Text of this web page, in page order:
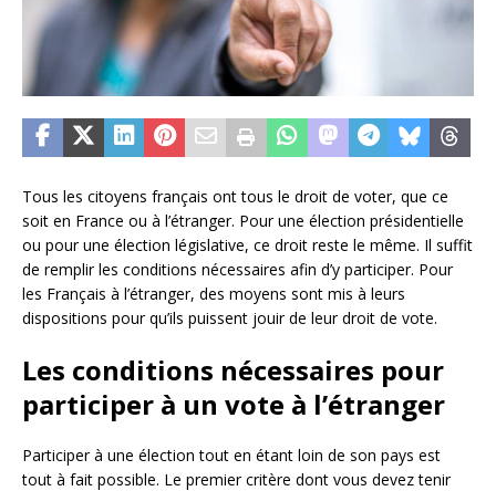
Tous les citoyens français ont tous le droit de voter, que ce
soit en France ou à l’étranger. Pour une élection présidentielle
ou pour une élection législative, ce droit reste le même. Il suffit
de remplir les conditions nécessaires afin d’y participer. Pour
les Français à l’étranger, des moyens sont mis à leurs
dispositions pour qu’ils puissent jouir de leur droit de vote.
Les conditions nécessaires pour
participer à un vote à l’étranger
Participer à une élection tout en étant loin de son pays est
tout à fait possible. Le premier critère dont vous devez tenir